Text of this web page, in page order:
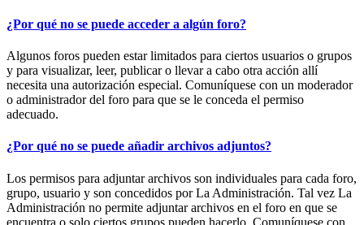
¿Por qué no se puede acceder a algún foro?
Algunos foros pueden estar limitados para ciertos usuarios o grupos
y para visualizar, leer, publicar o llevar a cabo otra acción allí
necesita una autorización especial. Comuníquese con un moderador
o administrador del foro para que se le conceda el permiso
adecuado.
¿Por qué no se puede añadir archivos adjuntos?
Los permisos para adjuntar archivos son individuales para cada foro,
grupo, usuario y son concedidos por La Administración. Tal vez La
Administración no permite adjuntar archivos en el foro en que se
encuentra o solo ciertos grupos pueden hacerlo. Comuníquese con